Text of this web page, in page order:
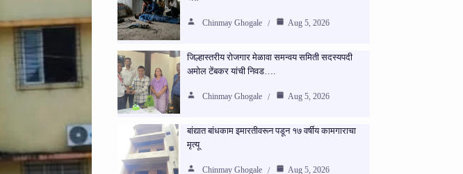
Chinmay Ghogale Aug 5, 2026
जिल्हास्तरीय रोजगार मेळावा समन्वय समिती सदस्यपदी
अमोल टेंबकर यांची निवड….
Chinmay Ghogale Aug 5, 2026
बांद्यात बांधकाम इमारतीवरून पडून १७ वर्षीय कामगाराचा
मृत्यू
Chinmay Ghogale Aug 5, 2026